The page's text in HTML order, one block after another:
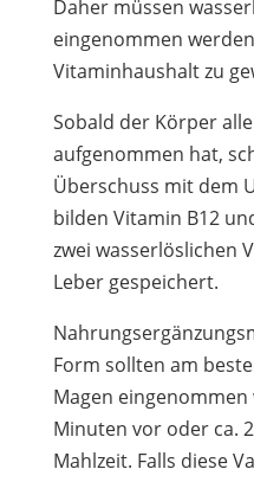
Daher müssen
eingenommen
Vitaminhaushalt zu
Sobald der Körper
aufgenommen hat,
Überschuss mit dem
bilden Vitamin B12
zwei wasserlöslichen
Leber gespeichert.
Form sollten am
Magen
Minuten vor oder ca.
Mahlzeit. Falls diese